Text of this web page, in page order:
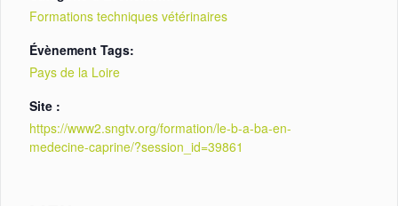
Formations techniques vétérinaires
Évènement Tags:
Pays de la Loire
Site :
https://www2.sngtv.org/formation/le-b-a-ba-en-
medecine-caprine/?session_id=39861